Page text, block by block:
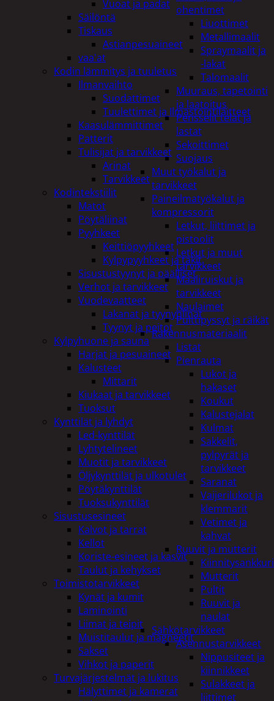
ohentimet
Liuottimet
Metallimaalit
Spraymaalit ja
-lakat
Talomaalit
Muuraus, tapetointi
ja laatoitus
Pensselit telat ja
lastat
Sekoittimet
Suojaus
Muut työkalut ja
tarvikkeet
Paineilmatyökalut ja
kompressorit
Letkut, liittimet ja
pistoolit
Letkut ja muut
tarvikkeet
Maaliruiskut ja
tarvikkeet
Naulaimet
Pulttipyssyt ja räikät
Rakennusmateriaalit
Listat
Pienrauta
Lukot ja
hakaset
Koukut
Kalustejalat
Kulmat
Sakkelit,
pylpyrät ja
tarvikkeet
Saranat
Vaijerilukot ja
klemmarit
Vetimet ja
kahvat
Ruuvit ja mutterit
Mutterit
Pultit
Ruuvit ja
naulat
Sähkötarvikkeet
Asennustarvikkeet
Nippusiteet ja
kiinnikkeet
Sulakkeet ja
liittimet
Vuoat ja padat
Säilöntä
Tiskaus
Astianpesuaineet
vaa'at
Kodin lämmitys ja tuuletus
Ilmanvaihto
Suodattimet
Tuulettimet ja Ilmastointilaitteet
Kaasulämmittimet
Patterit
Tulisijat ja tarvikkeet
Arinat
Tarvikkeet
Kodintekstiilit
Matot
Pöytäliinat
Pyyhkeet
Keittiöpyyhkeet
Kylpypyyhkeet ja takit
Sisustustyynyt ja päälliset
Verhot ja tarvikkeet
Vuodevaatteet
Lakanat ja tyynynlinat
Tyynyt ja peitot
Kylpyhuone ja sauna
Harjat ja pesuaineet
Kalusteet
Mittarit
Kiukaat ja tarvikkeet
Tuoksut
Kynttilät ja lyhdyt
Led-kynttilät
Lyhtytelineet
Muotit ja tarvikkeet
Öljykynttilät ja ulkotulet
Pöytäkynttilät
Tuoksukynttilät
Sisustusesineet
Kalvot ja tarrat
Kellot
Koriste-esineet ja kasvit
Taulut ja kehykset
Toimistotarvikkeet
Kynät ja kumit
Laminointi
Liimat ja teipit
Muistitaulut ja magneetit
Sakset
Vihkot ja paperit
Turvajärjestelmät ja lukitus
Hälyttimet ja kamerat